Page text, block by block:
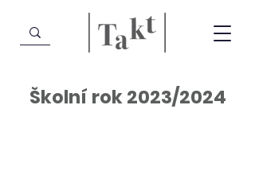
Školní rok 2023/2024